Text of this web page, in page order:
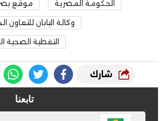
الحكومة المصرية موقع
وكالة اليابان للتعاون
التغطية الصحية
شارك
تابعنا